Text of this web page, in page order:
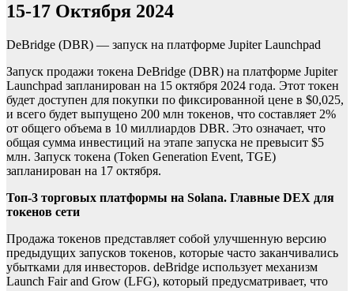
15-17 Октября 2024
DeBridge (DBR) — запуск на платформе Jupiter Launchpad
Запуск продажи токена DeBridge (DBR) на платформе Jupiter
Launchpad запланирован на 15 октября 2024 года. Этот токен
будет доступен для покупки по фиксированной цене в $0,025,
и всего будет выпущено 200 млн токенов, что составляет 2%
от общего объема в 10 миллиардов DBR. Это означает, что
общая сумма инвестиций на этапе запуска не превысит $5
млн. Запуск токена (Token Generation Event, TGE)
запланирован на 17 октября.
Топ-3 торговых платформы на Solana. Главные DEX для
токенов сети
Продажа токенов представляет собой улучшенную версию
предыдущих запусков токенов, которые часто заканчивались
убытками для инвесторов. deBridge использует механизм
Launch Fair and Grow (LFG), который предусматривает, что